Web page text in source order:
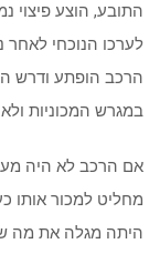
התובע, הוצע פיצוי
לערכו הנוכחי
הרכב הופתע ודרש
במגרש המכוניות
אם הרכב לא היה
מחליט למכור אותו
היתה מגלה את מה